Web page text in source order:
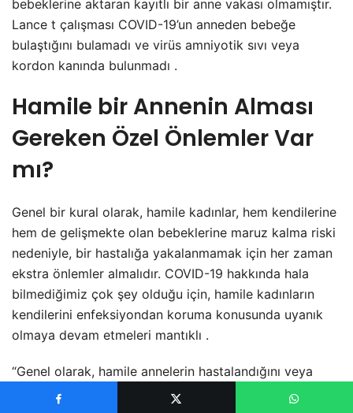
bebeklerine aktaran kayıtlı bir anne vakası olmamıştır.
Lance t çalışması COVID-19’un anneden bebeğe
bulaştığını bulamadı ve virüs amniyotik sıvı veya
kordon kanında bulunmadı .
Hamile bir Annenin Alması
Gereken Özel Önlemler Var
mı?
Genel bir kural olarak, hamile kadınlar, hem kendilerine
hem de gelişmekte olan bebeklerine maruz kalma riski
nedeniyle, bir hastalığa yakalanmamak için her zaman
ekstra önlemler almalıdır. COVID-19 hakkında hala
bilmediğimiz çok şey olduğu için, hamile kadınların
kendilerini enfeksiyondan koruma konusunda uyanık
olmaya devam etmeleri mantıklı .
“Genel olarak, hamile annelerin hastalandığını veya
virüsü bebeklerine yaydığını gösteren bir kanıt